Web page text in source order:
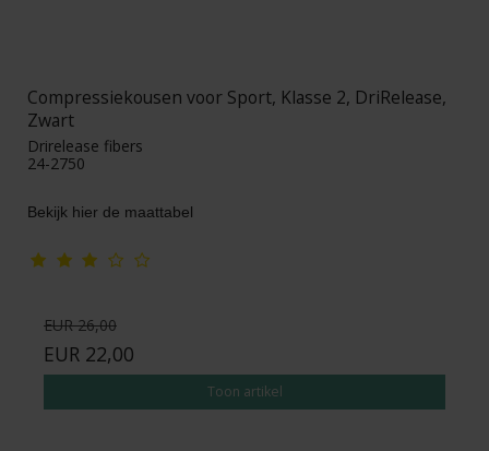
Compressiekousen voor Sport, Klasse 2, DriRelease,
Zwart
Drirelease fibers
24-2750
Bekijk hier de maattabel
EUR 26,00
EUR 22,00
Toon artikel